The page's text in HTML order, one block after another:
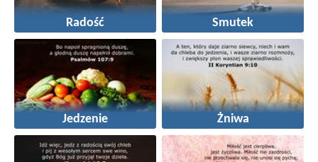
Radość Smutek
Jedzenie Żniwa